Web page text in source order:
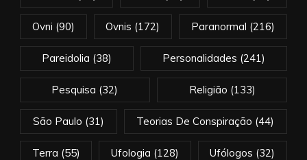
Ovni (90) Ovnis (172) Paranormal (216)
Pareidolia (38) Personalidades (241)
Pesquisa (32) Religião (133)
São Paulo (31) Teorias De Conspiração (44)
Terra (55) Ufologia (128) Ufólogos (32)